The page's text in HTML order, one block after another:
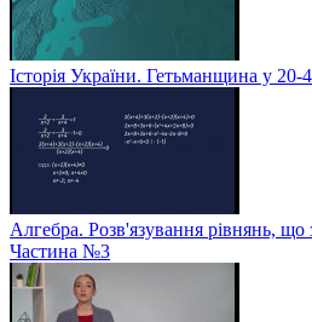
Історія України. Гетьманщина у
Алгебра. Розв'язування рівнянь, що
Частина №3